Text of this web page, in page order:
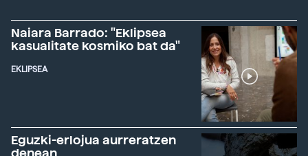
Naiara Barrado: "Eklipsea
kasualitate kosmiko bat da"
EKLIPSEA
Eguzki-erlojua aurreratzen
denean